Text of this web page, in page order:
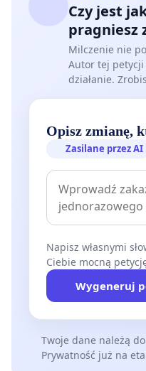
Czy jest
pragniesz
Milczenie nie
Autor tej petycji
działanie.
Opisz zmianę,
Zasilane przez AI
Napisz własnymi
Ciebie mocną
Wygeneruj
Twoje dane należą
Prywatność już na